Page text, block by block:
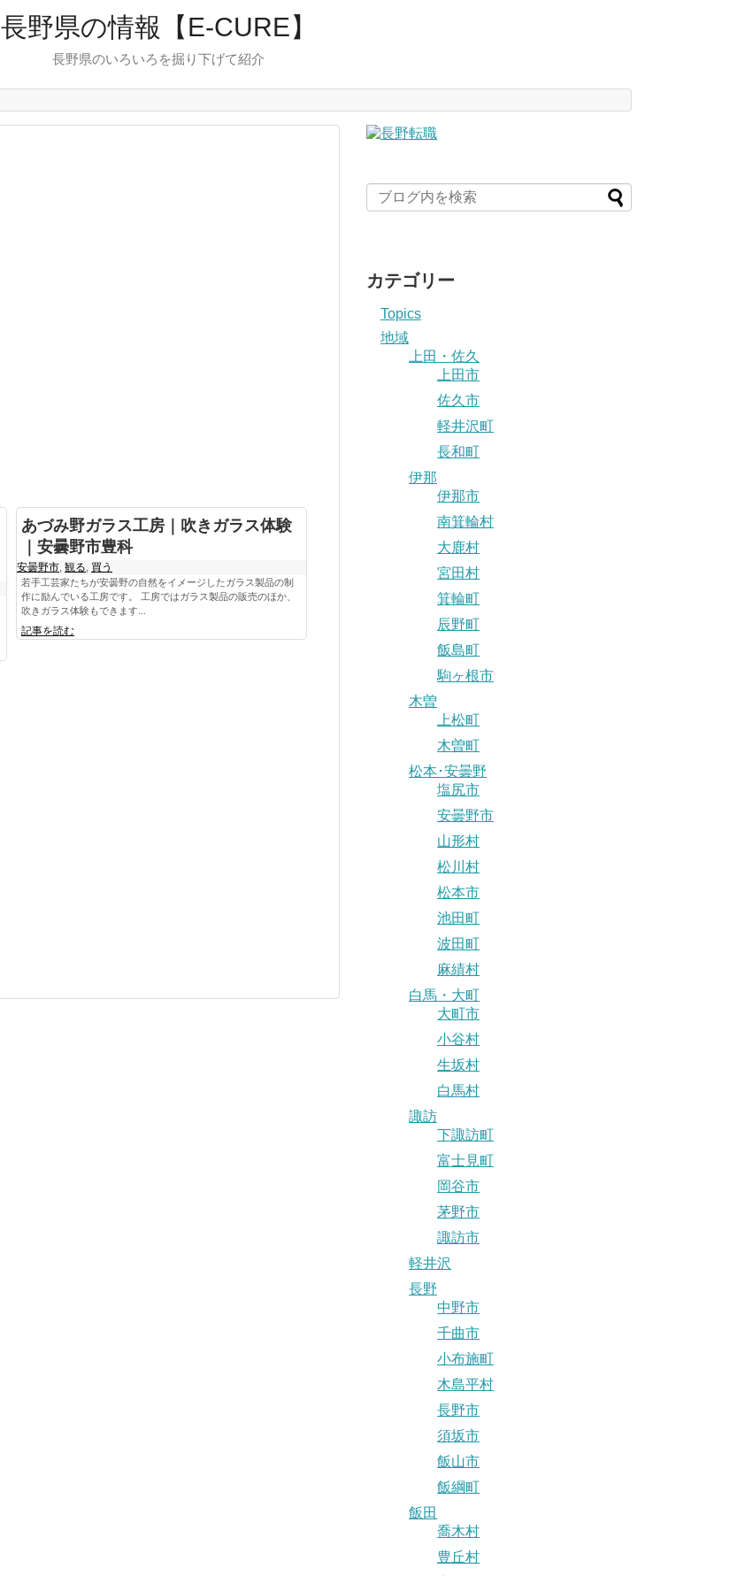
長野県の情報【E-CURE】
長野県のいろいろを掘り下げて紹介
あづみ野ガラス工房｜吹きガラス体験
｜安曇野市豊科
安曇野市 観る 買う
若手工芸家たちが安曇野の自然をイメージしたガラス製品の制
作に励んでいる工房です。 工房ではガラス製品の販売のほか、
吹きガラス体験もできます...
記事を読む
カテゴリー
Topics
地域
上田・佐久
上田市
佐久市
軽井沢町
長和町
伊那
伊那市
南箕輪村
大鹿村
宮田村
箕輪町
辰野町
飯島町
駒ヶ根市
木曽
上松町
木曽町
松本･安曇野
塩尻市
安曇野市
山形村
松川村
松本市
池田町
波田町
麻績村
白馬・大町
大町市
小谷村
生坂村
白馬村
諏訪
下諏訪町
富士見町
岡谷市
茅野市
諏訪市
軽井沢
長野
中野市
千曲市
小布施町
木島平村
長野市
須坂市
飯山市
飯綱町
飯田
喬木村
豊丘村